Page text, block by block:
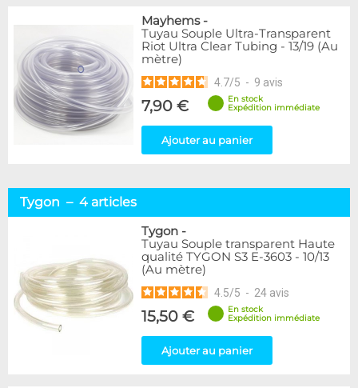
Mayhems-
Tuyau Souple Ultra-Transparent
Riot Ultra Clear Tubing - 13/19 (Au
mètre)
4.7/5 - 9 avis
7,90 €
En stock
Expédition immédiate
Ajouter au panier
Tygon – 4 articles
Tygon -
Tuyau Souple transparent Haute
qualité TYGON S3 E-3603 - 10/13
(Au mètre)
4.5/5 - 24 avis
15,50 €
En stock
Expédition immédiate
Ajouter au panier